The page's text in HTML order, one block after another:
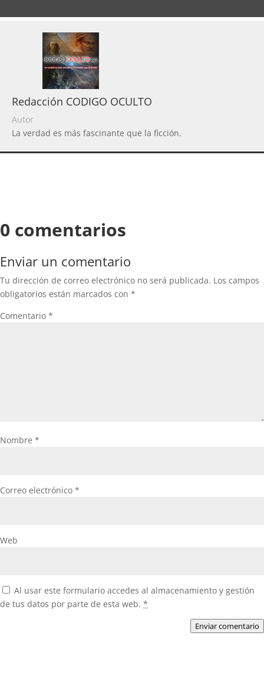
Redacción CODIGO OCULTO
Autor
La verdad es más fascinante que la ficción.
0 comentarios
Enviar un comentario
Tu dirección de correo electrónico no será publicada. Los campos
obligatorios están marcados con *
Comentario *
Nombre *
Correo electrónico *
Web
Al usar este formulario accedes al almacenamiento y gestión
de tus datos por parte de esta web. *
Enviar comentario